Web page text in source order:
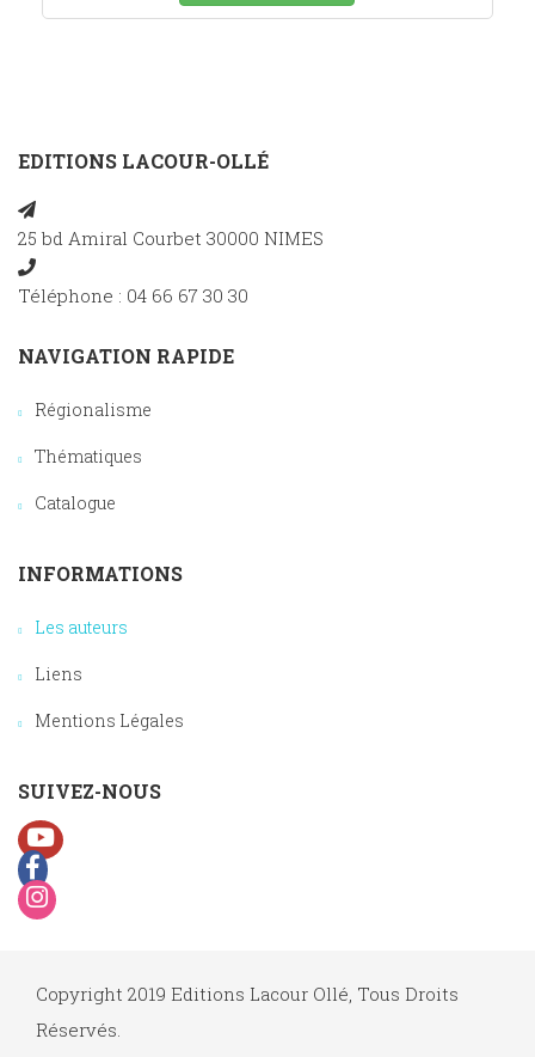
EDITIONS LACOUR-OLLÉ
25 bd Amiral Courbet 30000 NIMES
Téléphone : 04 66 67 30 30
NAVIGATION RAPIDE
Régionalisme
Thématiques
Catalogue
INFORMATIONS
Les auteurs
Liens
Mentions Légales
SUIVEZ-NOUS
Copyright 2019 Editions Lacour Ollé, Tous Droits
Réservés.